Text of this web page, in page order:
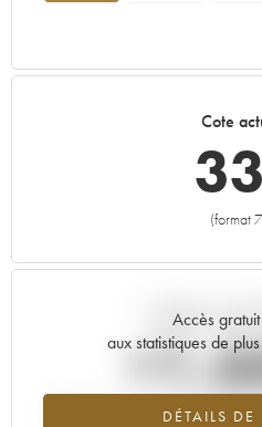
Cote
(format
Accès
aux statistiques de
DÉTAILS DE
Tendance
Tendance à la hausse du